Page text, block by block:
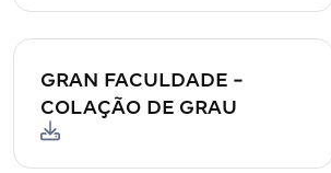
GRAN FACULDADE -
COLAÇÃO DE GRAU